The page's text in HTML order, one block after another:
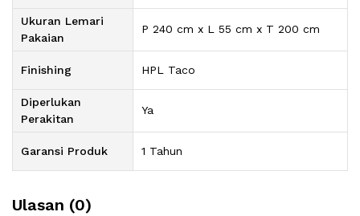
Ukuran Lemari
Pakaian
P 240 cm x L 55 cm x T 200 cm
Finishing HPL Taco
Diperlukan
Perakitan
Ya
Garansi Produk 1 Tahun
Ulasan (0)